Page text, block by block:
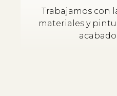
Trabajamos con
materiales y